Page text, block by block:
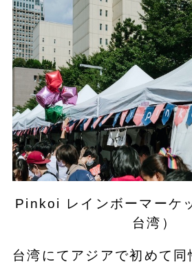
Pinkoi レインボーマーケ
台湾）
台湾にてアジアで初めて